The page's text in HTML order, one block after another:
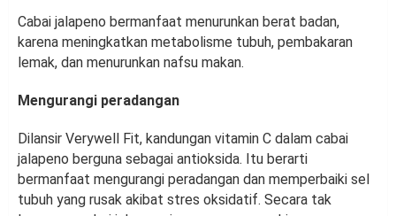
Cabai jalapeno bermanfaat menurunkan berat badan,
karena meningkatkan metabolisme tubuh, pembakaran
lemak, dan menurunkan nafsu makan.
Mengurangi peradangan
Dilansir Verywell Fit, kandungan vitamin C dalam cabai
jalapeno berguna sebagai antioksida. Itu berarti
bermanfaat mengurangi peradangan dan memperbaiki sel
tubuh yang rusak akibat stres oksidatif. Secara tak